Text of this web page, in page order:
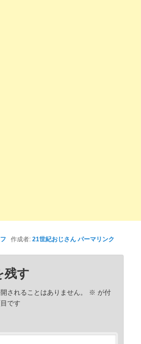
作成者:21世紀おじさん パーマリンク
残す
されることはありません。 ※ が付
です